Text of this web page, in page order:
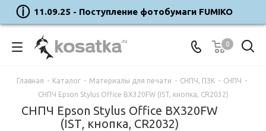
11.09.25 - Поступление фотобумаги FUMIKO
0
Главная - Каталог - Материалы для печати - СНПЧ, ПЗК - СНПЧ -
СНПЧ Epson Stylus Office BX320FW (IST, кнопка, CR2032)
СНПЧ Epson Stylus Office BX320FW
(IST, кнопка, CR2032)